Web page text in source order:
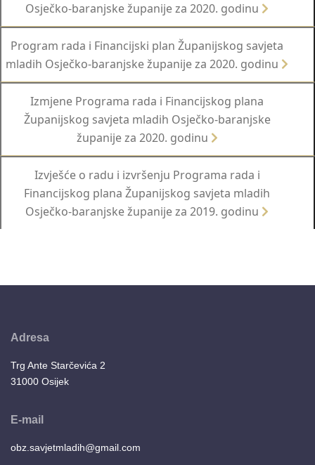
Osječko-baranjske županije za 2020. godinu
Program rada i Financijski plan Županijskog savjeta
mladih Osječko-baranjske županije za 2020. godinu
Izmjene Programa rada i Financijskog plana
Županijskog savjeta mladih Osječko-baranjske
županije za 2020. godinu
Izvješće o radu i izvršenju Programa rada i
Financijskog plana Županijskog savjeta mladih
Osječko-baranjske županije za 2019. godinu
Adresa
Trg Ante Starčevića 2
31000 Osijek
E-mail
obz.savjetmladih@gmail.com